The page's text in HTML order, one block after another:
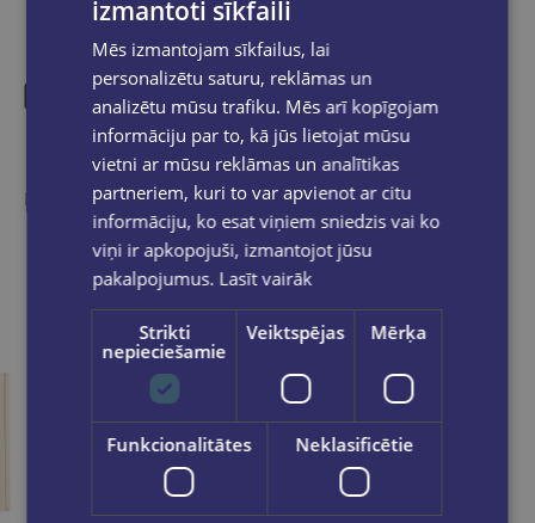
Līdzīgas preces
Ieskaties, varbūt noder
izmantoti sīkfaili
Mēs izmantojam sīkfailus, lai
personalizētu saturu, reklāmas un
analizētu mūsu trafiku. Mēs arī kopīgojam
informāciju par to, kā jūs lietojat mūsu
vietni ar mūsu reklāmas un analītikas
partneriem, kuri to var apvienot ar citu
informāciju, ko esat viņiem sniedzis vai ko
viņi ir apkopojuši, izmantojot jūsu
pakalpojumus. Lasīt vairāk
Strikti
nepieciešamie
Veiktspējas Mērķa
Funkcionalitātes Neklasificētie